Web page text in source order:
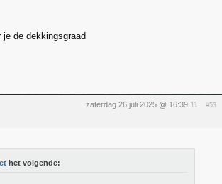
de dekkingsgraad
zaterdag 26 juli 2025 @ 16:39:11 #53
het volgende: